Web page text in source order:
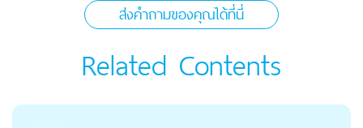
ส่งคำถามของคุณได้ที่นี่
Related Contents